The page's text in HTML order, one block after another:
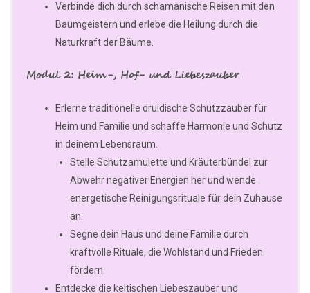
Verbinde dich durch schamanische Reisen mit den
Baumgeistern und erlebe die Heilung durch die
Naturkraft der Bäume.
Modul 2: Heim-, Hof- und Liebeszauber
Erlerne traditionelle druidische Schutzzauber für
Heim und Familie und schaffe Harmonie und Schutz
in deinem Lebensraum.
Stelle Schutzamulette und Kräuterbündel zur
Abwehr negativer Energien her und wende
energetische Reinigungsrituale für dein Zuhause
an.
Segne dein Haus und deine Familie durch
kraftvolle Rituale, die Wohlstand und Frieden
fördern.
Entdecke die keltischen Liebeszauber und